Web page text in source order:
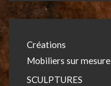
Créations
Mobiliers sur mesure
SCULPTURES